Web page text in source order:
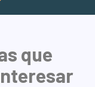
que